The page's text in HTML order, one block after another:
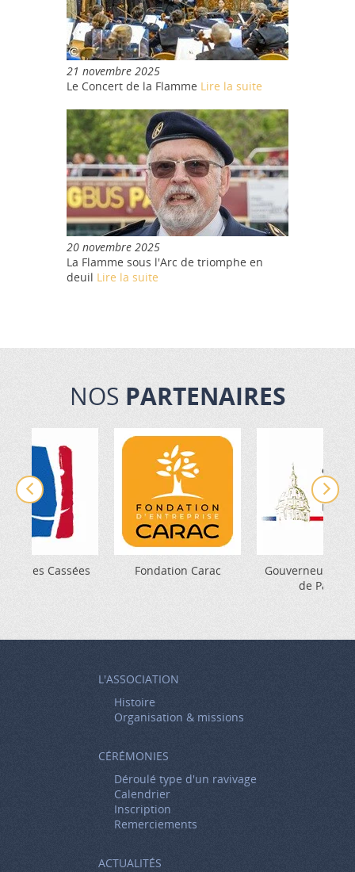
21 novembre 2025
Le Concert de la Flamme Lire la suite
20 novembre 2025
La Flamme sous l'Arc de triomphe en
deuil Lire la suite
NOS PARTENAIRES
Cassées Fondation Carac
Gouverneur
de Paris
L'ASSOCIATION
Histoire
Organisation & missions
CÉRÉMONIES
Déroulé type d'un ravivage
Calendrier
Inscription
Remerciements
ACTUALITÉS